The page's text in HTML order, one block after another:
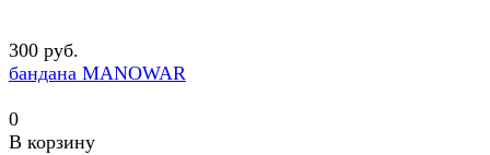
300 руб.
бандана MANOWAR
0
В корзину